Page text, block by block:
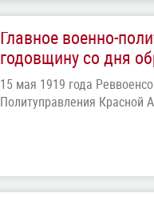
Главное военно-
годовщину со дня
15 мая 1919 года
Политуправления Красной